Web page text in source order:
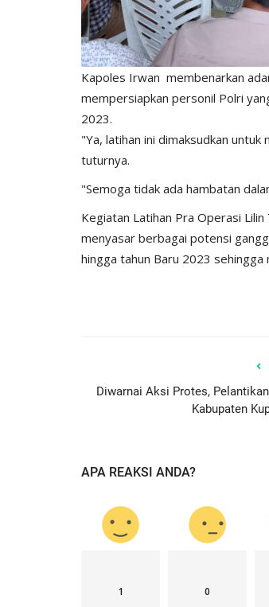
Kapoles Irwan membenarkan
mempersiapkan personil Polri
2023.
"Ya, latihan ini dimaksudkan
tuturnya.
"Semoga tidak ada hambatan
Kegiatan Latihan Pra Operasi
menyasar berbagai potensi
hingga tahun Baru 2023
Diwarnai Aksi Protes,
Kabupaten
APA REAKSI ANDA?
1 0